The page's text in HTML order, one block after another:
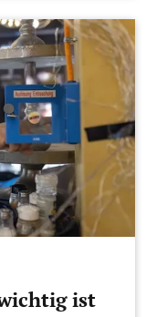
ist